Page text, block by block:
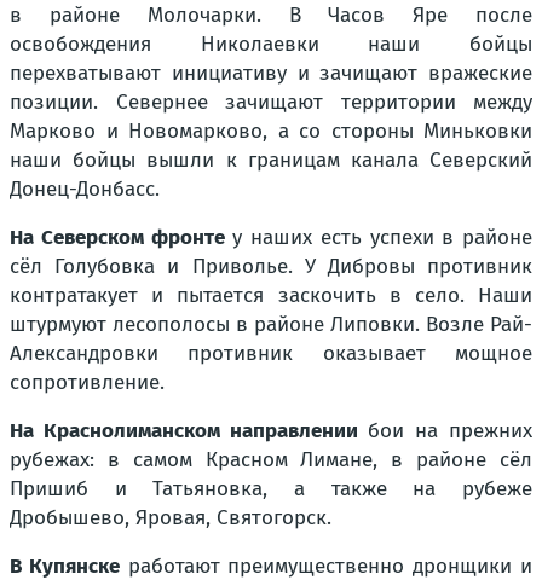
в районе Молочарки. В Часов Яре после
освобождения Николаевки наши бойцы
перехватывают инициативу и зачищают вражеские
позиции. Севернее зачищают территории между
Марково и Новомарково, а со стороны Миньковки
наши бойцы вышли к границам канала Северский
Донец-Донбасс.
На Северском фронтеу наших есть успехи в районе
сёл Голубовка и Приволье. У Дибровы противник
контратакует и пытается заскочить в село. Наши
штурмуют лесополосы в районе Липовки. Возле Рай-
Александровки противник оказывает мощное
сопротивление.
На Краснолиманском направлении бои на прежних
рубежах: в самом Красном Лимане, в районе сёл
Пришиб и Татьяновка, а также на рубеже
Дробышево, Яровая, Святогорск.
В Купянскеработают преимущественно дронщики и